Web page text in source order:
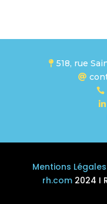
 518, rue



Mentions Légales
rh.com 2024 I